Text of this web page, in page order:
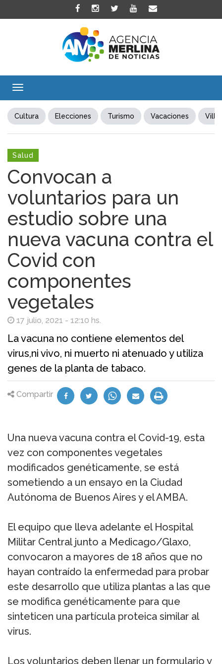
Toggle
Cultura Elecciones Turismo Vacaciones Villa
Salud
Convocan a
voluntarios para un
estudio sobre una
nueva vacuna contra el
Covid con
componentes
vegetales
17 julio, 2021 - 12:10 hs.
La vacuna no contiene elementos del
virus,ni vivo, ni muerto ni atenuado y utiliza
genes de la planta de tabaco.
Compartir
Una nueva vacuna contra el Covid-19, esta
vez con componentes vegetales
modificados genéticamente, se está
sometiendo a un ensayo en la Ciudad
Autónoma de Buenos Aires y el AMBA.
El equipo que lleva adelante el Hospital
Militar Central junto a Medicago/Glaxo,
convocaron a mayores de 18 años que no
hayan contraído la enfermedad para probar
este desarrollo que utiliza plantas a las que
se modifica genéticamente para que
sinteticen una partícula proteica similar al
virus.
Los voluntarios deben llenar un formulario y